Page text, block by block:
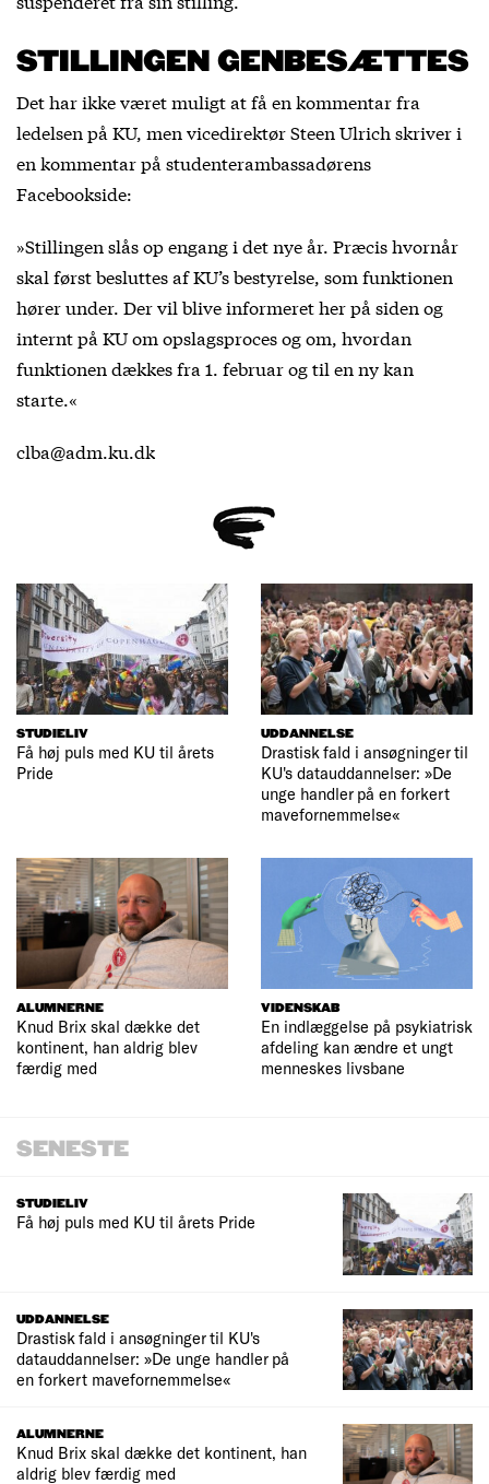
STILLINGEN GENBESÆTTES
Det har ikke været muligt at få en kommentar fra
ledelsen på KU, men vicedirektør Steen Ulrich skriver i
en kommentar på studenterambassadørens
Facebookside:
»Stillingen slås op engang i det nye år. Præcis hvornår
skal først besluttes af KU’s bestyrelse, som funktionen
hører under. Der vil blive informeret her på siden og
internt på KU om opslagsproces og om, hvordan
funktionen dækkes fra 1. februar og til en ny kan
starte.«
clba@adm.ku.dk
STUDIELIV
Få høj puls med KU til årets
Pride
UDDANNELSE
Drastisk fald i ansøgninger til
KU's datauddannelser: »De
unge handler på en forkert
mavefornemmelse«
ALUMNERNE
Knud Brix skal dække det
kontinent, han aldrig blev
færdig med
VIDENSKAB
En indlæggelse på psykiatrisk
afdeling kan ændre et ungt
menneskes livsbane
SENESTE
STUDIELIV
Få høj puls med KU til årets Pride
UDDANNELSE
Drastisk fald i ansøgninger til KU's
datauddannelser: »De unge handler på
en forkert mavefornemmelse«
ALUMNERNE
Knud Brix skal dække det kontinent, han
aldrig blev færdig med